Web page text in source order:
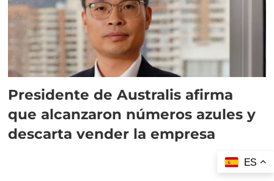
Presidente de Australis afirma
que alcanzaron números azules y
descarta vender la empresa
ES